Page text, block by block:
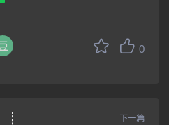
0
下一篇